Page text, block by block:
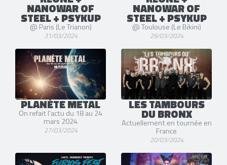
NANOWAR OF
STEEL + PSYKUP
@ Paris (Le Trianon)
31/03/2024
NANOWAR OF
STEEL + PSYKUP
@ Toulouse (Le Bikini)
29/03/2024
PLANÈTE METAL
On refait l'actu du 18 au 24
mars 2024
27/03/2024
LES TAMBOURS
DU BRONX
Actuellement en tournée en
France
20/03/2024